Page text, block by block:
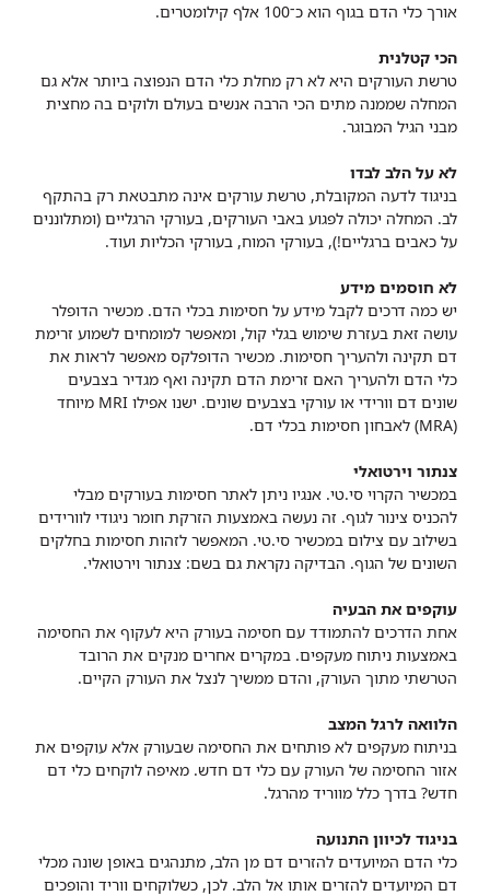
אורך כלי הדם בגוף הוא כ־100 אלף קילומטרים.
הכי קטלנית
טרשת העורקים היא לא רק מחלת כלי הדם הנפוצה ביותר אלא גם
המחלה שממנה מתים הכי הרבה אנשים בעולם ולוקים בה מחצית
מבני הגיל המבוגר.
לא על הלב לבדו
בניגוד לדעה המקובלת, טרשת עורקים אינה מתבטאת רק בהתקף
לב. המחלה יכולה לפגוע באבי העורקים, בעורקי הרגליים (ומתלוננים
על כאבים ברגליים!), בעורקי המוח, בעורקי הכליות ועוד.
לא חוסמים מידע
יש כמה דרכים לקבל מידע על חסימות בכלי הדם. מכשיר הדופלר
עושה זאת בעזרת שימוש בגלי קול, ומאפשר למומחים לשמוע זרימת
דם תקינה ולהעריך חסימות. מכשיר הדופלקס מאפשר לראות את
כלי הדם ולהעריך האם זרימת הדם תקינה ואף מגדיר בצבעים
שונים דם וורידי או עורקי בצבעים שונים. ישנו אפילו MRI מיוחד
(MRA) לאבחון חסימות בכלי דם.
צנתור וירטואלי
במכשיר הקרוי סי.טי. אנגיו ניתן לאתר חסימות בעורקים מבלי
להכניס צינור לגוף. זה נעשה באמצעות הזרקת חומר ניגודי לוורידים
בשילוב עם צילום במכשיר סי.טי. המאפשר לזהות חסימות בחלקים
השונים של הגוף. הבדיקה נקראת גם בשם: צנתור וירטואלי.
עוקפים את הבעיה
אחת הדרכים להתמודד עם חסימה בעורק היא לעקוף את החסימה
באמצעות ניתוח מעקפים. במקרים אחרים מנקים את הרובד
הטרשתי מתוך העורק, והדם ממשיך לנצל את העורק הקיים.
הלוואה לרגל המצב
בניתוח מעקפים לא פותחים את החסימה שבעורק אלא עוקפים את
אזור החסימה של העורק עם כלי דם חדש. מאיפה לוקחים כלי דם
חדש? בדרך כלל מווריד מהרגל.
בניגוד לכיוון התנועה
כלי הדם המיועדים להזרים דם מן הלב, מתנהגים באופן שונה מכלי
דם המיועדים להזרים אותו אל הלב. לכן, כשלוקחים ווריד והופכים